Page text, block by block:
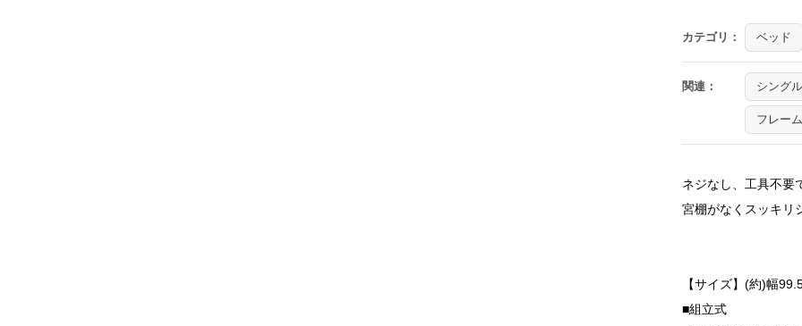
カテゴリ： ベッド
関連： シング
フレー
ネジなし、工具不要
宮棚がなくスッキリ
【サイズ】(約)幅
■組立式